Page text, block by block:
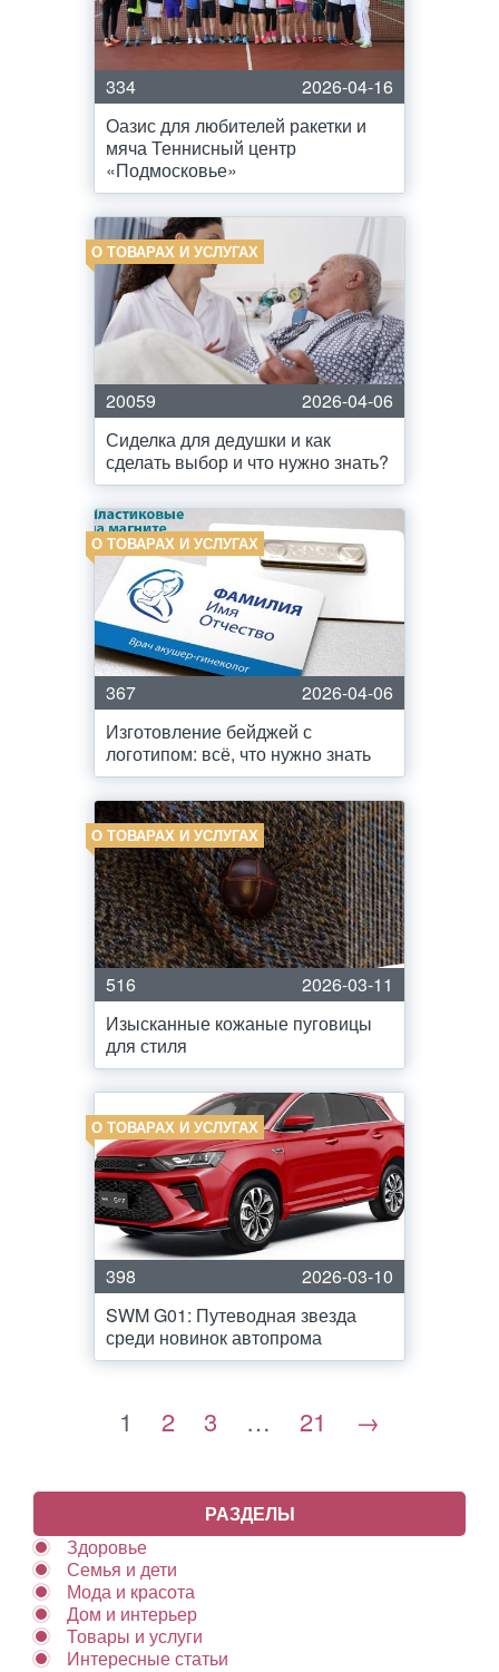
334
2026-04-16
Оазис для любителей ракетки и
мяча Теннисный центр
«Подмосковье»
О ТОВАРАХ И УСЛУГАХ
20059
2026-04-06
Сиделка для дедушки и как
сделать выбор и что нужно знать?
О ТОВАРАХ И УСЛУГАХ
367
2026-04-06
Изготовление бейджей с
логотипом: всё, что нужно знать
О ТОВАРАХ И УСЛУГАХ
516
2026-03-11
Изысканные кожаные пуговицы
для стиля
О ТОВАРАХ И УСЛУГАХ
398
2026-03-10
SWM G01: Путеводная звезда
среди новинок автопрома
1 2 3 … 21 →
РАЗДЕЛЫ
Здоровье
Семья и дети
Мода и красота
Дом и интерьер
Товары и услуги
Интересные статьи